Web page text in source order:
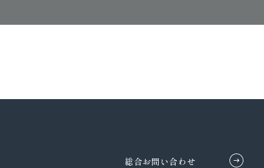
総合お問い合わせ